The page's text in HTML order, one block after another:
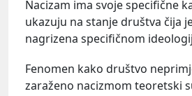
Nacizam ima svoje specifične
ukazuju na stanje društva čija
nagrizena specifičnom
Fenomen kako društvo
zaraženo nacizmom teoretski